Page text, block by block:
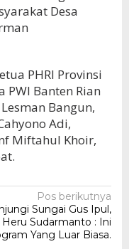
Desa
PHRI Provinsi
PWI Banten Rian
Bangun,
Adi,
Miftahul Khoir,
Pos berikutnya
Sungai Gus Ipul,
Heru Sudarmanto : Ini
Yang Luar Biasa.